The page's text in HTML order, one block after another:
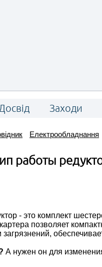
Заходи
Електрообладнання
работы
- это комплект
позволяет
А нужен он для